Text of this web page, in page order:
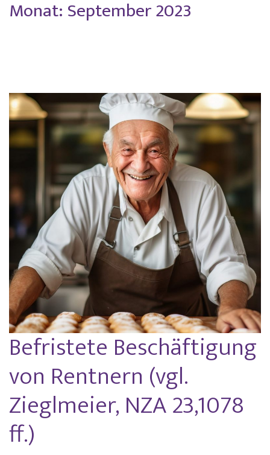
Monat: September 2023
Befristete Beschäftigung
von Rentnern (vgl.
Zieglmeier, NZA 23,1078
ff.)